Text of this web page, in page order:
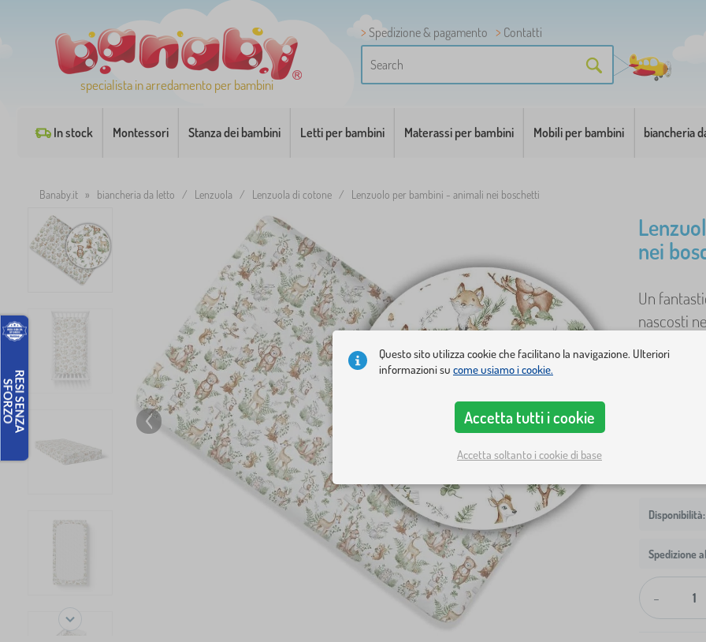
specialista in arredamento per bambini
Spedizione & pagamento
Contatti
In stock Montessori Stanza dei bambini Letti per bambini Materassi per bambini Mobili per bambini biancheria
Banaby.it » biancheria da letto / Lenzuola / Lenzuola di cotone / Lenzuolo per bambini - animali nei boschetti
nei
Un
nascosti
Dimensioni
Mostra in
Spedizione
-
Questo sito utilizza cookie che facilitano la navigazione. Ulteriori
informazioni su come usiamo i cookie.
Accetta tutti i cookie
Accetta soltanto i cookie di base